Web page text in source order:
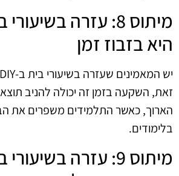
היא בזבוז זמן
זאת, השקעה בזמן זה יכולה להניב
הארוך, כאשר התלמידים משפרים את
בלימודים.